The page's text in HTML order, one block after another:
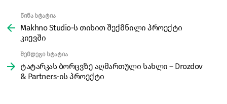
more
წინა სტატია
Makhno Studio-ს თიხით შექმნილი პროექტი
კიევში
შემდეგი სტატია
ტატარკას ბორცვზე აღმართული სახლი – Drozdov
& Partners-ის პროექტი